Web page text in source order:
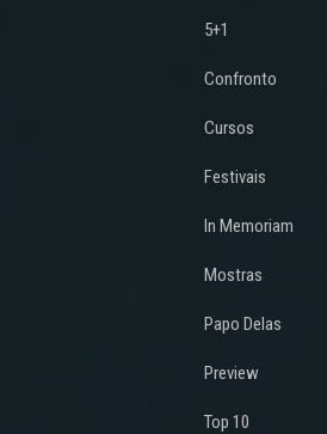
5+1
Confronto
Cursos
Festivais
In Memoriam
Mostras
Papo Delas
Preview
Top 10